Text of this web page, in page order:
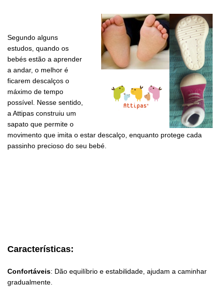
Segundo alguns
estudos, quando os
bebés estão a aprender
a andar, o melhor é
ficarem descalços o
máximo de tempo
possível. Nesse sentido,
a Attipas construiu um
sapato que permite o
movimento que imita o estar descalço, enquanto protege cada
passinho precioso do seu bebé.
Características:
Confortáveis: Dão equilíbrio e estabilidade, ajudam a caminhar
gradualmente.